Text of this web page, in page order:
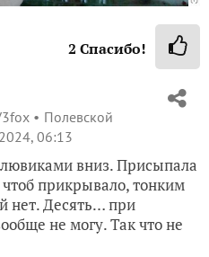
2 Спасибо!
Полевской
06:13
вниз. Присыпала
прикрывало, тонким
нет. Десять… при
не могу. Так что не